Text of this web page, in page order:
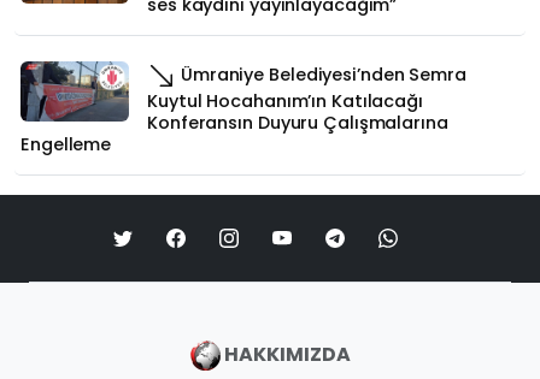
Ümraniye Belediyesi’nden Semra
Kuytul Hocahanım’ın Katılacağı
Konferansın Duyuru Çalışmalarına
Engelleme
HAKKIMIZDA